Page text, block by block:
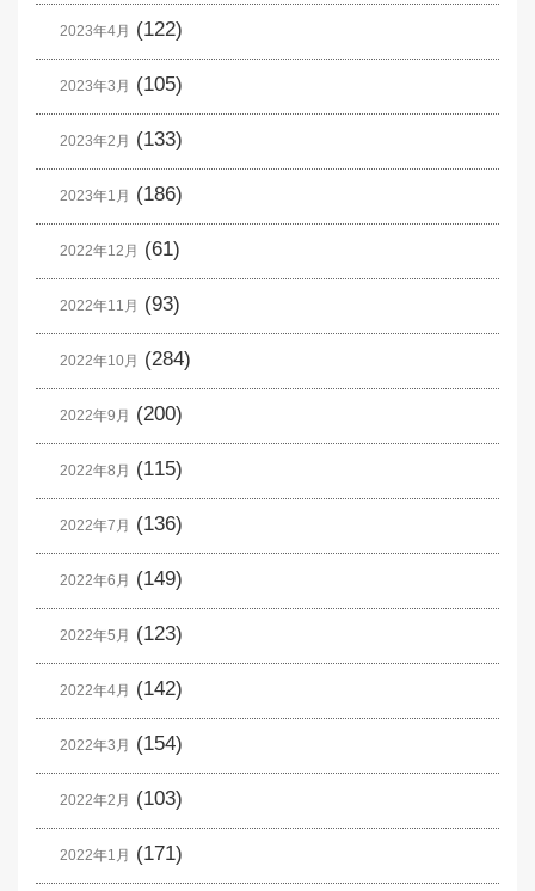
2023年4月 (122)
2023年3月 (105)
2023年2月 (133)
2023年1月 (186)
2022年12月 (61)
2022年11月 (93)
2022年10月 (284)
2022年9月 (200)
2022年8月 (115)
2022年7月 (136)
2022年6月 (149)
2022年5月 (123)
2022年4月 (142)
2022年3月 (154)
2022年2月 (103)
2022年1月 (171)